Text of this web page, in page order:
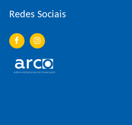
Redes Sociais